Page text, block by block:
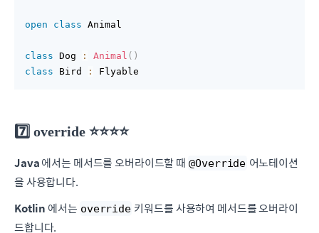
open class Animal
class Dog : Animal ( )
class Bird : Flyable
7️⃣ override ⭐️⭐️⭐️⭐️
Java에서는 메서드를 오버라이드할 때 @Override 어노테이션
을 사용합니다.
Kotlin 에서는 override 키워드를 사용하여 메서드를 오버라이
드합니다.